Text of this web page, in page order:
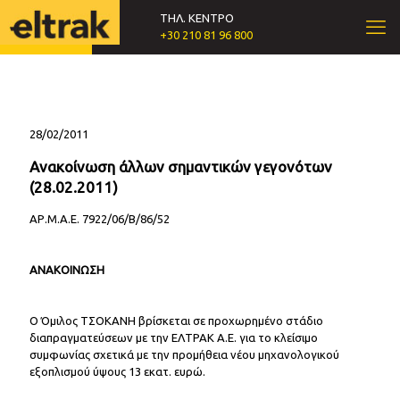
ΤΗΛ. ΚΕΝΤΡΟ
+30 210 81 96 800
28/02/2011
Ανακοίνωση άλλων σημαντικών γεγονότων
(28.02.2011)
ΑΡ.Μ.Α.Ε. 7922/06/Β/86/52
ΑΝΑΚΟΙΝΩΣΗ
Ο Όμιλος ΤΣΟΚΑΝΗ βρίσκεται σε προχωρημένο στάδιο
διαπραγματεύσεων με την ΕΛΤΡΑΚ Α.Ε. για το κλείσιμο
συμφωνίας σχετικά με την προμήθεια νέου μηχανολογικού
εξοπλισμού ύψους 13 εκατ. ευρώ.